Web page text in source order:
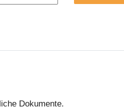
Dokumente.